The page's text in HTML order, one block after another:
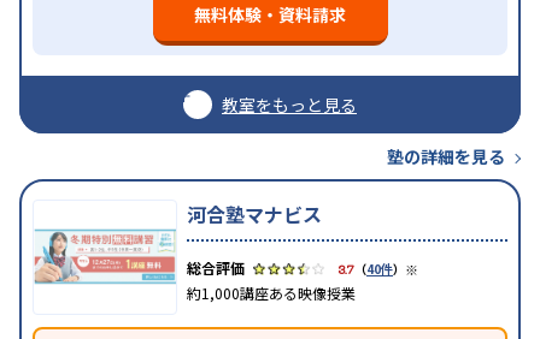
無料体験・資料請求
教室をもっと見る
塾の詳細を見る
河合塾マナビス
3.7 （40件） ※
約1,000講座ある映像授業